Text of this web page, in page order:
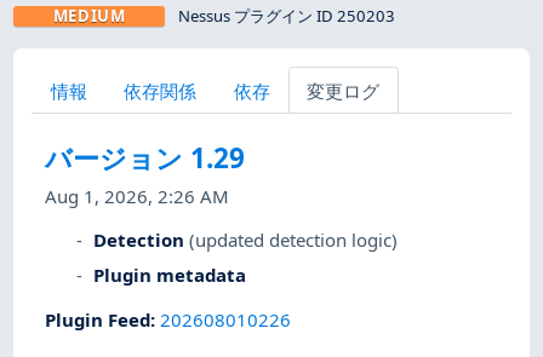
MEDIUM Nessus プラグイン ID 250203
情報 依存関係 依存 変更ログ
バージョン 1.29
Aug 1, 2026, 2:26 AM
Detection (updated detection logic)
Plugin metadata
Plugin Feed: 202608010226